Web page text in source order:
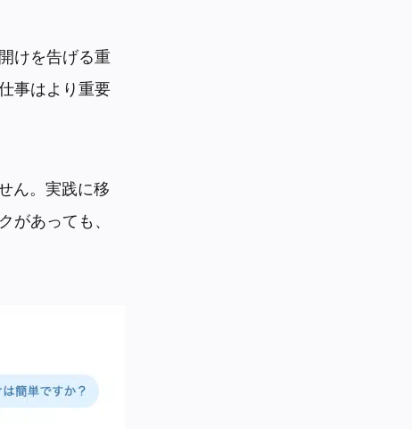
けを告げる重
事はより重要
ん。実践に移
があっても、